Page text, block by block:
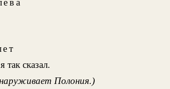
так сказал.
Полония.)